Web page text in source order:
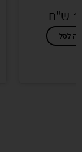
ש"ח
לסל